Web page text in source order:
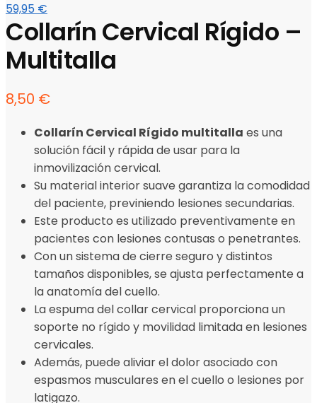
59,95 €
Collarín Cervical Rígido –
Multitalla
8,50 €
Collarín Cervical Rígido multitalla es una
solución fácil y rápida de usar para la
inmovilización cervical.
Su material interior suave garantiza la comodidad
del paciente, previniendo lesiones secundarias.
Este producto es utilizado preventivamente en
pacientes con lesiones contusas o penetrantes.
Con un sistema de cierre seguro y distintos
tamaños disponibles, se ajusta perfectamente a
la anatomía del cuello.
La espuma del collar cervical proporciona un
soporte no rígido y movilidad limitada en lesiones
cervicales.
Además, puede aliviar el dolor asociado con
espasmos musculares en el cuello o lesiones por
latigazo.